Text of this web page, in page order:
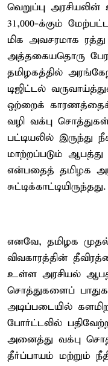
வெறுப்பு
31,000-க்கும்
மிக அவசரமாக
அத்தகையதொரு
தமிழகத்தில்
டிஜிட்டல்
ஒற்றைக் காரணத்தைக்
வழி வக்பு
பட்டியலில் இருந்து
மாற்றப்படும்
என்பதைத் தமிழக
சுட்டிக்காட்டியிருந்தது.
எனவே, தமிழக
விவகாரத்தின்
உள்ள அரசியல்
சொத்துகளைப்
அடிப்படையில்
போர்ட்டலில்
அனைத்து வக்பு
தீர்ப்பாயம் மற்றும்